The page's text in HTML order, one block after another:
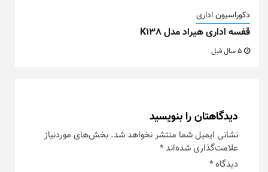
دکوراسیون اداری
قفسه اداری هیراد مدل K138
دیدگاهتان را بنویسید
نشانی ایمیل شما منتشر نخواهد شد. بخش‌های موردنیاز
علامت‌گذاری شده‌اند*
دیدگاه*